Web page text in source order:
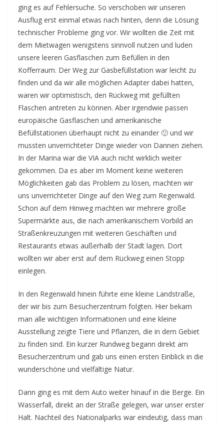
ging es auf Fehlersuche. So verschoben wir unseren
Ausflug erst einmal etwas nach hinten, denn die Lösung
technischer Probleme ging vor. Wir wollten die Zeit mit
dem Mietwagen wenigstens sinnvoll nutzen und luden
unsere leeren Gasflaschen zum Befüllen in den
Kofferraum. Der Weg zur Gasbefüllstation war leicht zu
finden und da wir alle möglichen Adapter dabei hatten,
waren wir optimistisch, den Rückweg mit gefüllten
Flaschen antreten zu können. Aber irgendwie passen
europäische Gasflaschen und amerikanische
Befüllstationen überhaupt nicht zu einander 🙁 und wir
mussten unverrichteter Dinge wieder von Dannen ziehen.
In der Marina war die VIA auch nicht wirklich weiter
gekommen. Da es aber im Moment keine weiteren
Möglichkeiten gab das Problem zu lösen, machten wir
uns unverrichteter Dinge auf den Weg zum Regenwald.
Schon auf dem Hinweg machten wir mehrere große
Supermärkte aus, die nach amerikanischem Vorbild an
Straßenkreuzungen mit weiteren Geschäften und
Restaurants etwas außerhalb der Stadt lagen. Dort
wollten wir aber erst auf dem Rückweg einen Stopp
einlegen.
In den Regenwald hinein führte eine kleine Landstraße,
der wir bis zum Besucherzentrum folgten. Hier bekam
man alle wichtigen Informationen und eine kleine
Ausstellung zeigte Tiere und Pflanzen, die in dem Gebiet
zu finden sind. Ein kurzer Rundweg begann direkt am
Besucherzentrum und gab uns einen ersten Einblick in die
wunderschöne und vielfältige Natur.
Dann ging es mit dem Auto weiter hinauf in die Berge. Ein
Wasserfall, direkt an der Straße gelegen, war unser erster
Halt. Nachteil des Nationalparks war eindeutig, dass man